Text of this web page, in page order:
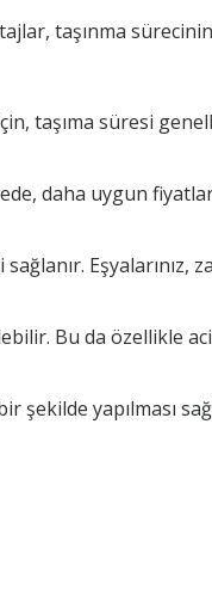
taşınma sürecinin
taşıma süresi
daha uygun
Eşyalarınız,
Bu da özellikle
şekilde yapılması